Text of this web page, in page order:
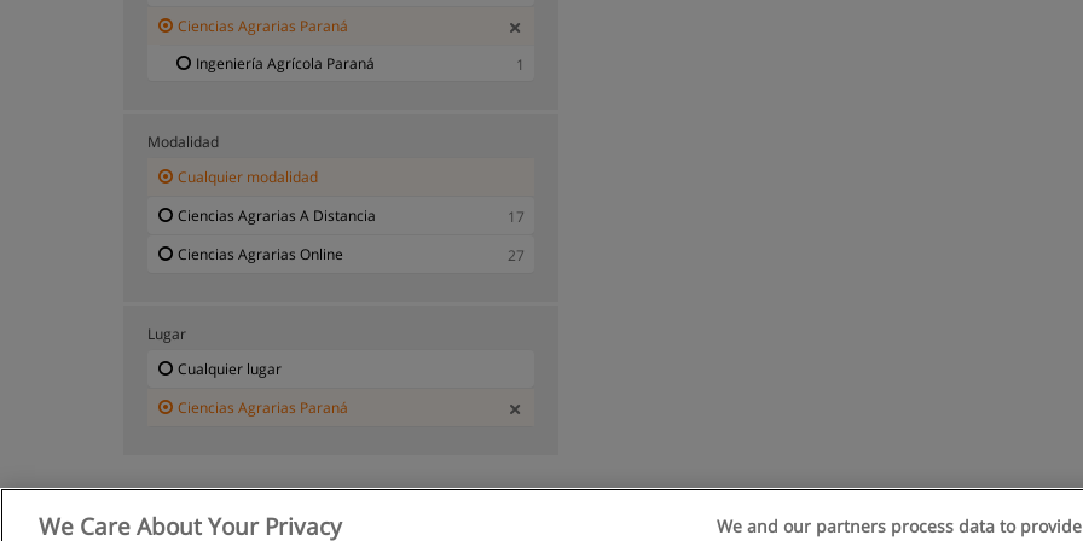
Ciencias Agrarias Paraná
Ingeniería Agrícola Paraná
1
Modalidad
Cualquier modalidad
Ciencias Agrarias A Distancia
17
Ciencias Agrarias Online
27
Lugar
Cualquier lugar
Ciencias Agrarias Paraná
We Care About Your Privacy We and our partners process data to